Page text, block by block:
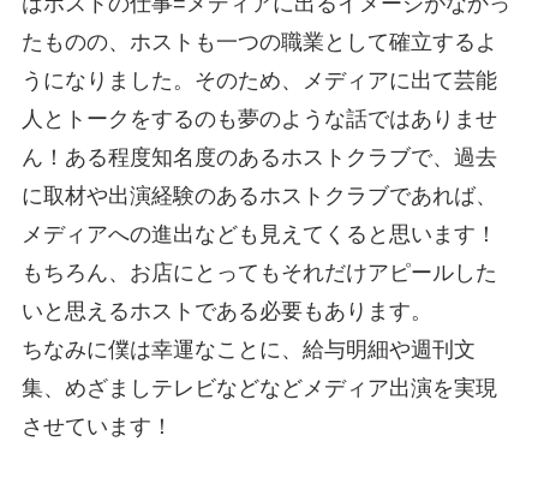
たものの、ホストも一つの職業として確立するよ
うになりました。そのため、メディアに出て芸能
人とトークをするのも夢のような話ではありませ
ん！ある程度知名度のあるホストクラブで、過去
に取材や出演経験のあるホストクラブであれば、
メディアへの進出なども見えてくると思います！
もちろん、お店にとってもそれだけアピールした
いと思えるホストである必要もあります。
ちなみに僕は幸運なことに、給与明細や週刊文
集、めざましテレビなどなどメディア出演を実現
させています！